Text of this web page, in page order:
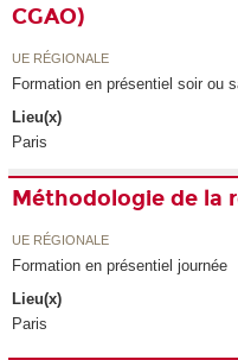
CGAO)
UE RÉGIONALE
Formation en présentiel soir ou
Lieu(x)
Paris
Méthodologie de la
UE RÉGIONALE
Formation en présentiel journée
Lieu(x)
Paris